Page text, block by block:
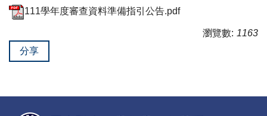
111學年度審查資料準備指引公告.pdf
瀏覽數: 1163
分享